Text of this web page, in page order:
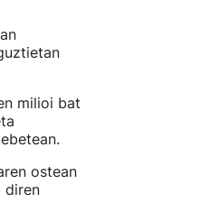
milioi bat
ostean
diren